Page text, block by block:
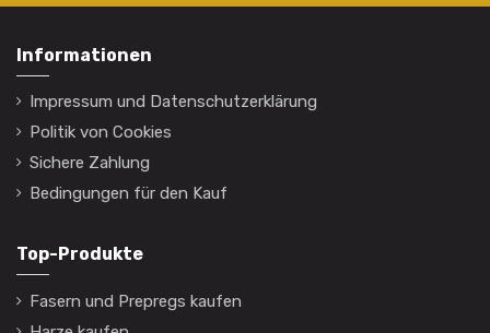
Informationen
Impressum und Datenschutzerklärung
Politik von Cookies
Sichere Zahlung
Bedingungen für den Kauf
Top-Produkte
Fasern und Prepregs kaufen